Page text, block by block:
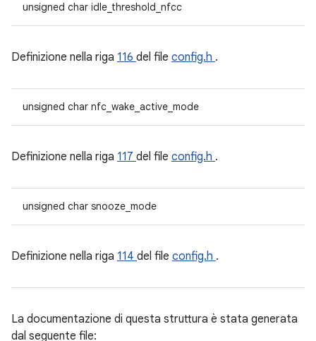
unsigned char idle_threshold_nfcc
Definizione nella riga 116 del file config.h .
unsigned char nfc_wake_active_mode
Definizione nella riga 117 del file config.h .
unsigned char snooze_mode
Definizione nella riga 114 del file config.h .
La documentazione di questa struttura è stata generata
dal seguente file: